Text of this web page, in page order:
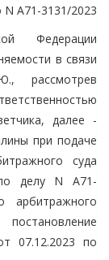
N А71-3131/2023
Федерации
в связи
рассмотрев
далее -
при подаче
суда
делу N А71-
арбитражного
07.12.2023 по